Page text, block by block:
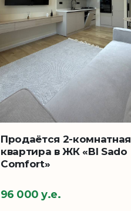
Продаётся 2-комнатная
квартира в ЖК «BI Sado
Comfort»
96 000 у.е.